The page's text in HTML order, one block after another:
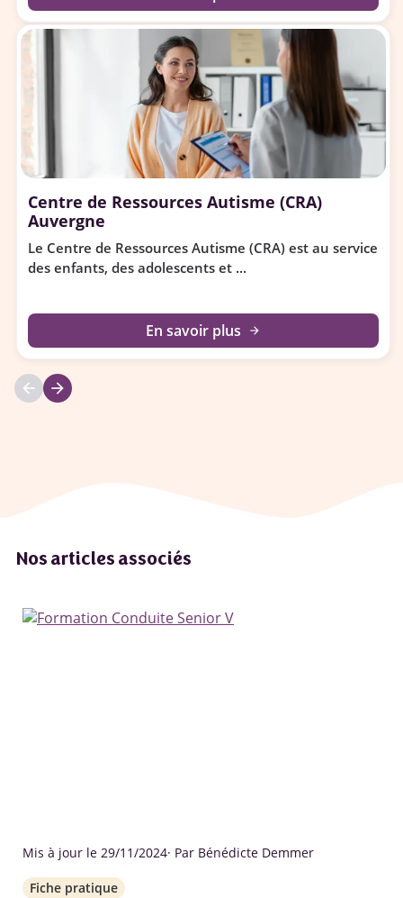
Centre de Ressources Autisme (CRA)
Auvergne
Le Centre de Ressources Autisme (CRA) est au service
des enfants, des adolescents et ...
En savoir plus arrow_forward
arrow_back arrow_forward
Nos articles associés
Mis à jour le 29/11/2024· Par Bénédicte Demmer
Fiche pratique